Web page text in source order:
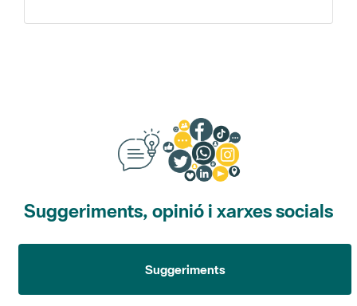
Suggeriments, opinió i xarxes socials
Suggeriments